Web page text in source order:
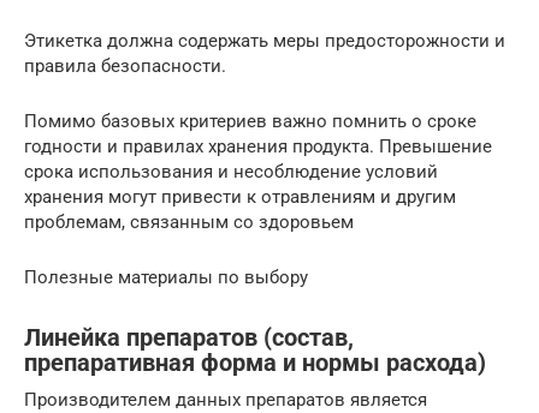
Этикетка должна содержать меры предосторожности и
правила безопасности.
Помимо базовых критериев важно помнить о сроке
годности и правилах хранения продукта. Превышение
срока использования и несоблюдение условий
хранения могут привести к отравлениям и другим
проблемам, связанным со здоровьем
Полезные материалы по выбору
Линейка препаратов (состав,
препаративная форма и нормы расхода)
Производителем данных препаратов является